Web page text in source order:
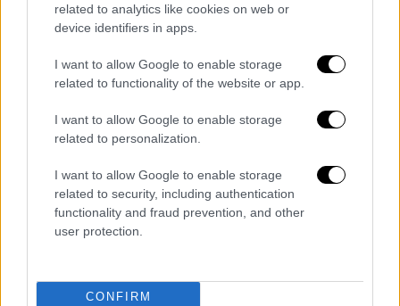
related to analytics like cookies on web or
device identifiers in apps.
I want to allow Google to enable storage
related to functionality of the website or app.
I want to allow Google to enable storage
related to personalization.
I want to allow Google to enable storage
related to security, including authentication
functionality and fraud prevention, and other
user protection.
CONFIRM
Σινεμά|24.10.2020 16:42
Είδαμε τη νέα «Ρεβέκκα» στο Netflix: Ο
Μπεν Γουίτλι θάμπωσε Άλφρεντ
Χίτσκοκ
Αν η «Ρεβέκκα» του Άλφρεντ Χίτσκοκ
κατέκτησε το 1941 το Όσκαρ Kαλύτερης
«Ρεβέκκα» του Μπεν Γουίτλι 80 χρόνια μετά;